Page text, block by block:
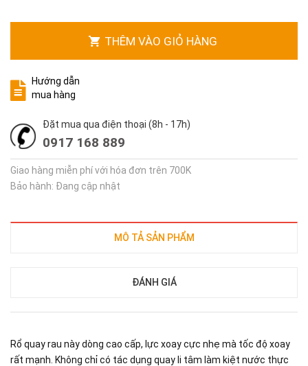
THÊM VÀO GIỎ HÀNG
Hướng dẫn
mua hàng
Đặt mua qua điện thoại (8h - 17h)
0917 168 889
Giao hàng miễn phí với hóa đơn trên 700K
Bảo hành: Đang cập nhật
MÔ TẢ SẢN PHẨM
ĐÁNH GIÁ
Rổ quay rau này dòng cao cấp, lực xoay cực nhẹ mà tốc độ xoay
rất mạnh. Không chỉ có tác dụng quay li tâm làm kiệt nước thực